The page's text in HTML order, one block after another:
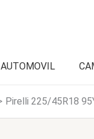
AUTOMOVIL
Pirelli 225/45R18